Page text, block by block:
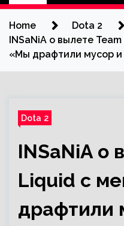
Home
Dota 2
INSaNiA о вылете
«Мы драфтили мусор
Dota 2
INSaNiA о
Liquid с
драфтили